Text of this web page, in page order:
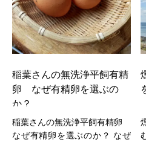
稲葉さんの無洗浄平飼有精
卵 なぜ有精卵を選ぶの
か？
稲葉さんの無洗浄平飼有精卵
なぜ有精卵を選ぶのか？ なぜ